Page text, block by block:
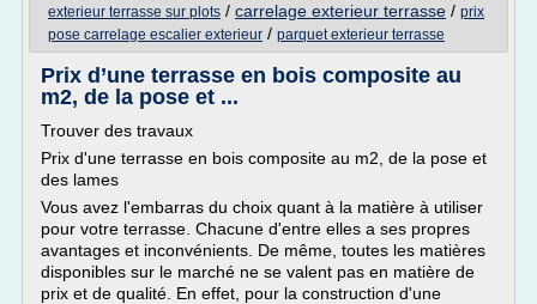
exterieur terrasse sur plots / carrelage exterieur terrasse / prix
pose carrelage escalier exterieur / parquet exterieur terrasse
Prix d’une terrasse en bois composite au
m2, de la pose et ...
Trouver des travaux
Prix d'une terrasse en bois composite au m2, de la pose et
des lames
Vous avez l'embarras du choix quant à la matière à utiliser
pour votre terrasse. Chacune d'entre elles a ses propres
avantages et inconvénients. De même, toutes les matières
disponibles sur le marché ne se valent pas en matière de
prix et de qualité. En effet, pour la construction d'une